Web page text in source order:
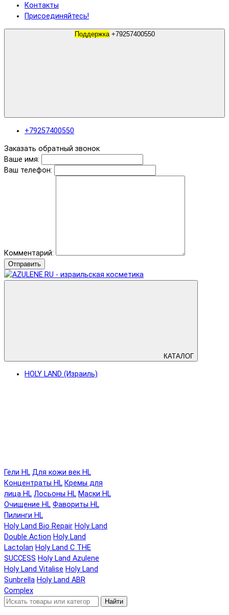
Контакты
Присоединяйтесь!
Поддержка +79257400550
+79257400550
Заказать обратный звонок
Ваше имя:
Ваш телефон:
Комментарий:
Отправить
КАТАЛОГ
HOLY LAND (Израиль)
Гели HL Для кожи век HL
Концентраты HL Кремы для
лица HL Лосьоны HL Маски HL
Очищение HL Фавориты HL
Пилинги HL
Holy Land Bio Repair Holy Land
Double Action Holy Land
Lactolan Holy Land C THE
SUCCESS Holy Land Azulene
Holy Land Vitalise Holy Land
Sunbrella Holy Land ABR
Complex
Найти